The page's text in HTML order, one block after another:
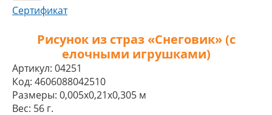
Сертификат
Рисунок из страз «Снеговик» (с
елочными игрушками)
Артикул: 04251
Код: 4606088042510
Размеры: 0,005x0,21x0,305 м
Вес: 56 г.